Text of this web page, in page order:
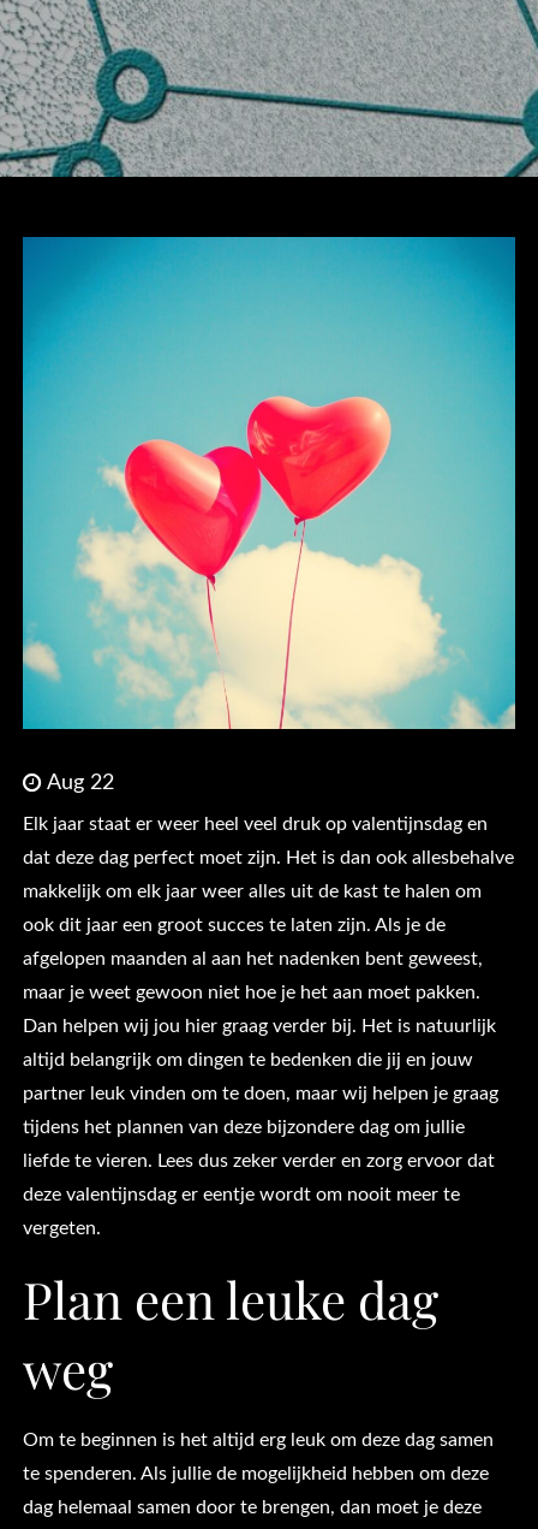
Aug 22
Elk jaar staat er weer heel veel druk op valentijnsdag en
dat deze dag perfect moet zijn. Het is dan ook allesbehalve
makkelijk om elk jaar weer alles uit de kast te halen om
ook dit jaar een groot succes te laten zijn. Als je de
afgelopen maanden al aan het nadenken bent geweest,
maar je weet gewoon niet hoe je het aan moet pakken.
Dan helpen wij jou hier graag verder bij. Het is natuurlijk
altijd belangrijk om dingen te bedenken die jij en jouw
partner leuk vinden om te doen, maar wij helpen je graag
tijdens het plannen van deze bijzondere dag om jullie
liefde te vieren. Lees dus zeker verder en zorg ervoor dat
deze valentijnsdag er eentje wordt om nooit meer te
vergeten.
Plan een leuke dag
weg
Om te beginnen is het altijd erg leuk om deze dag samen
te spenderen. Als jullie de mogelijkheid hebben om deze
dag helemaal samen door te brengen, dan moet je deze